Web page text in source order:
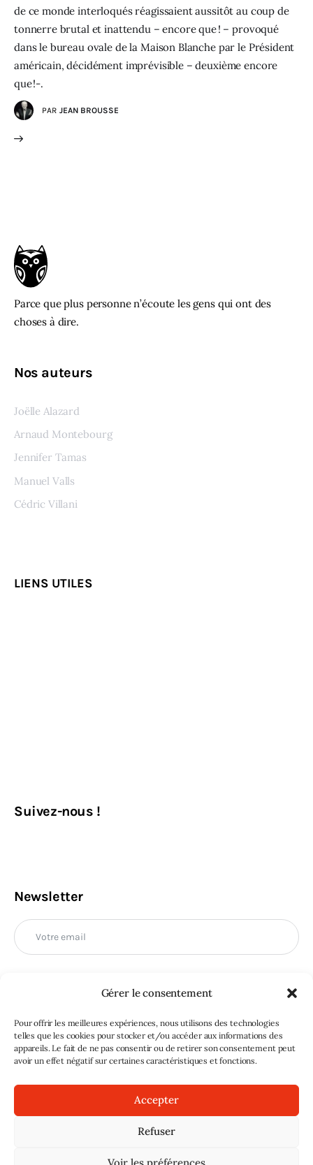
Gérer le consentement
Pour offrir les meilleures expériences, nous utilisons des technologies
telles que les cookies pour stocker et/ou accéder aux informations des
appareils. Le fait de ne pas consentir ou de retirer son consentement peut
avoir un effet négatif sur certaines caractéristiques et fonctions.
Accepter
Refuser
de ce monde interloqués réagissaient aussitôt au coup de
tonnerre brutal et inattendu – encore que ! – provoqué
dans le bureau ovale de la Maison Blanche par le Président
américain, décidément imprévisible – deuxième encore
que !-.
PAR JEAN BROUSSE
Parce que plus personne n’écoute les gens qui ont des
choses à dire.
Nos auteurs
Joëlle Alazard
Arnaud Montebourg
Jennifer Tamas
Manuel Valls
Cédric Villani
LIENS UTILES
Suivez-nous !
Newsletter
M'INSCRIRE
© 2026. Tous droits réservés |